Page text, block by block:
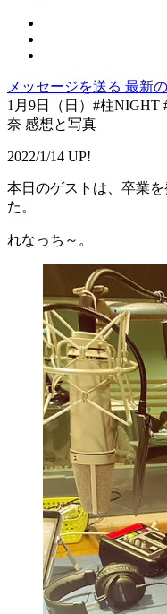
メッセージを送る 最新
1月9日（日）#柱NIGHT
奈 感想と写真
2022/1/14 UP!
本日のゲストは、卒業
た。
れなっち～。